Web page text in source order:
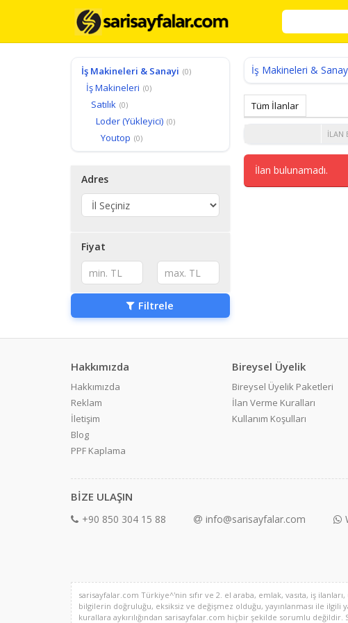
İş Makineleri & Sanayi (0)
İş Makineleri (0)
Satılık (0)
Loder (Yükleyici) (0)
Youtop (0)
Adres
Fiyat
Filtrele
İş Makineleri &
Tüm İlanlar
İLAN
İlan bulunamadı.
Hakkımızda
Hakkımızda
Reklam
İletişim
Blog
PPF Kaplama
Bireysel Üyelik
Bireysel Üyelik Paketleri
İlan Verme Kuralları
Kullanım Koşulları
BİZE ULAŞIN
+90 850 304 15 88 info@sarisayfalar.com
sarisayfalar.com Türkiye^'nin sıfır ve 2. el araba, emlak, vasıta, iş
bilgilerin doğruluğu, eksiksiz ve değişmez olduğu, yayınlanması ile ilgili
kurallara aykırılığından sarisayfalar.com hiçbir şekilde sorumlu